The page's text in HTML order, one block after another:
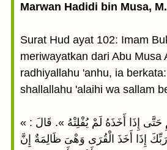
Marwan Hadidi bin Musa,
Surat Hud ayat 102: Imam
meriwayatkan dari Abu Musa
radhiyallahu 'anhu, ia
shallallahu 'alaihi wa sallam
« إِنَّ اللَّهَ لَيُمْلِى لِلظَّالِمِ حَتَّى إِذَا أَخَذَهُ لَمْ يُفْلِتْهُ ». قَالَ :
إِذَا أَخَذَ الْقُرَى وَهْىَ ظَالِمَةٌ إِنَّ